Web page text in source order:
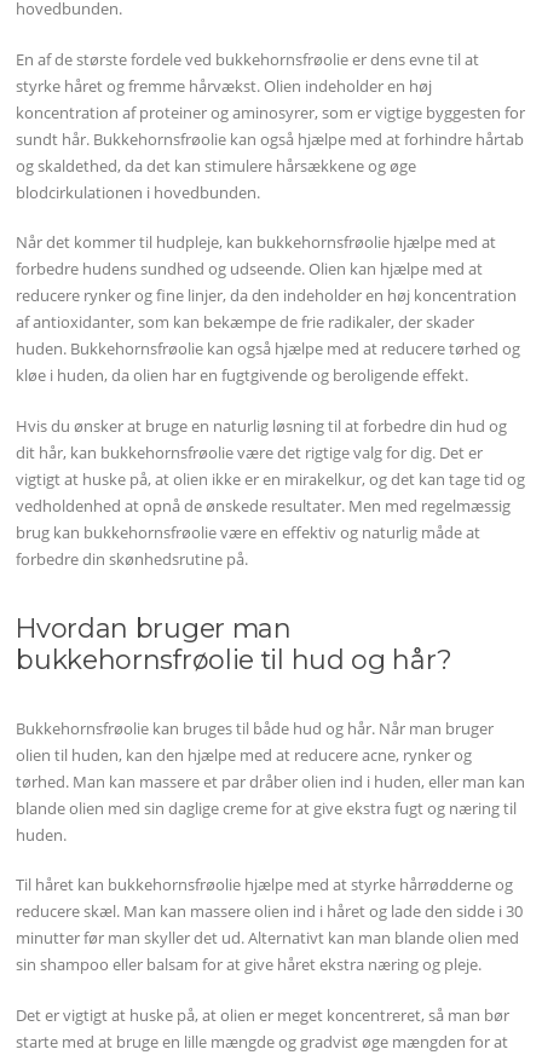
hovedbunden.
En af de største fordele ved bukkehornsfrøolie er dens evne til at
styrke håret og fremme hårvækst. Olien indeholder en høj
koncentration af proteiner og aminosyrer, som er vigtige byggesten for
sundt hår. Bukkehornsfrøolie kan også hjælpe med at forhindre hårtab
og skaldethed, da det kan stimulere hårsækkene og øge
blodcirkulationen i hovedbunden.
Når det kommer til hudpleje, kan bukkehornsfrøolie hjælpe med at
forbedre hudens sundhed og udseende. Olien kan hjælpe med at
reducere rynker og fine linjer, da den indeholder en høj koncentration
af antioxidanter, som kan bekæmpe de frie radikaler, der skader
huden. Bukkehornsfrøolie kan også hjælpe med at reducere tørhed og
kløe i huden, da olien har en fugtgivende og beroligende effekt.
Hvis du ønsker at bruge en naturlig løsning til at forbedre din hud og
dit hår, kan bukkehornsfrøolie være det rigtige valg for dig. Det er
vigtigt at huske på, at olien ikke er en mirakelkur, og det kan tage tid og
vedholdenhed at opnå de ønskede resultater. Men med regelmæssig
brug kan bukkehornsfrøolie være en effektiv og naturlig måde at
forbedre din skønhedsrutine på.
Hvordan bruger man
bukkehornsfrøolie til hud og hår?
Bukkehornsfrøolie kan bruges til både hud og hår. Når man bruger
olien til huden, kan den hjælpe med at reducere acne, rynker og
tørhed. Man kan massere et par dråber olien ind i huden, eller man kan
blande olien med sin daglige creme for at give ekstra fugt og næring til
huden.
Til håret kan bukkehornsfrøolie hjælpe med at styrke hårrødderne og
reducere skæl. Man kan massere olien ind i håret og lade den sidde i 30
minutter før man skyller det ud. Alternativt kan man blande olien med
sin shampoo eller balsam for at give håret ekstra næring og pleje.
Det er vigtigt at huske på, at olien er meget koncentreret, så man bør
starte med at bruge en lille mængde og gradvist øge mængden for at